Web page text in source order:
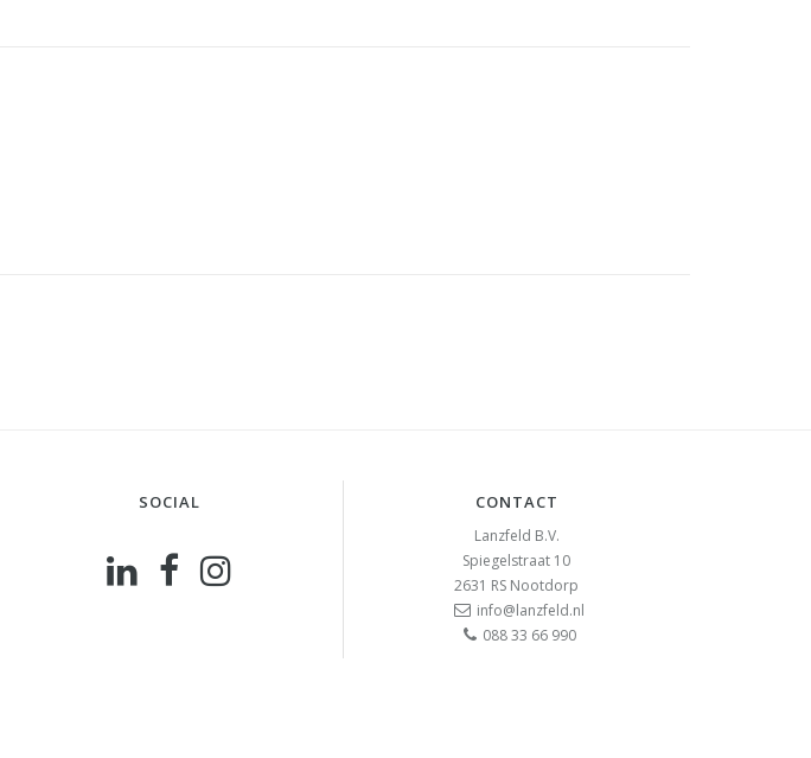
SOCIAL CONTACT
Lanzfeld B.V.
Spiegelstraat 10
2631 RS Nootdorp
info@lanzfeld.nl
088 33 66 990